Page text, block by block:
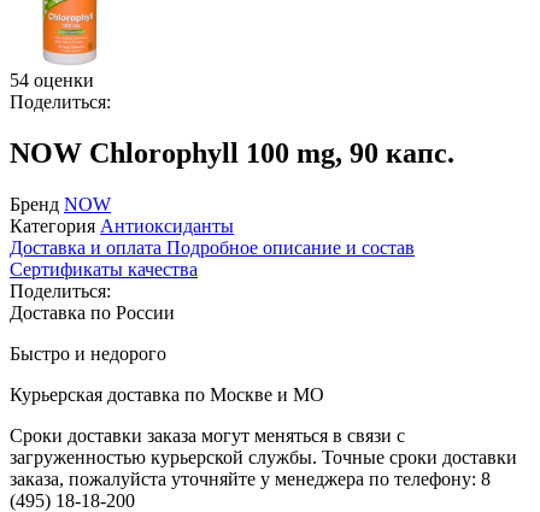
54 оценки
Поделиться:
NOW Chlorophyll 100 mg, 90 капс.
Бренд NOW
Категория Антиоксиданты
Доставка и оплата Подробное описание и состав
Сертификаты качества
Поделиться:
Доставка по России
Быстро и недорого
Курьерская доставка по Москве и МО
Сроки доставки заказа могут меняться в связи с
загруженностью курьерской службы. Точные сроки доставки
заказа, пожалуйста уточняйте у менеджера по телефону: 8
(495) 18-18-200